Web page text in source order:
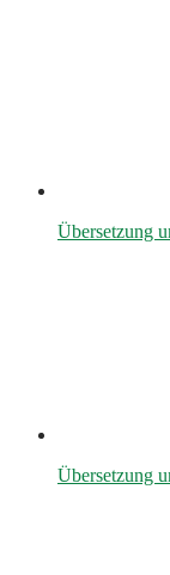
Übersetzung
Übersetzung